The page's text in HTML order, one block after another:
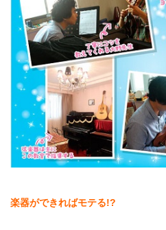
楽器ができればモテる!?